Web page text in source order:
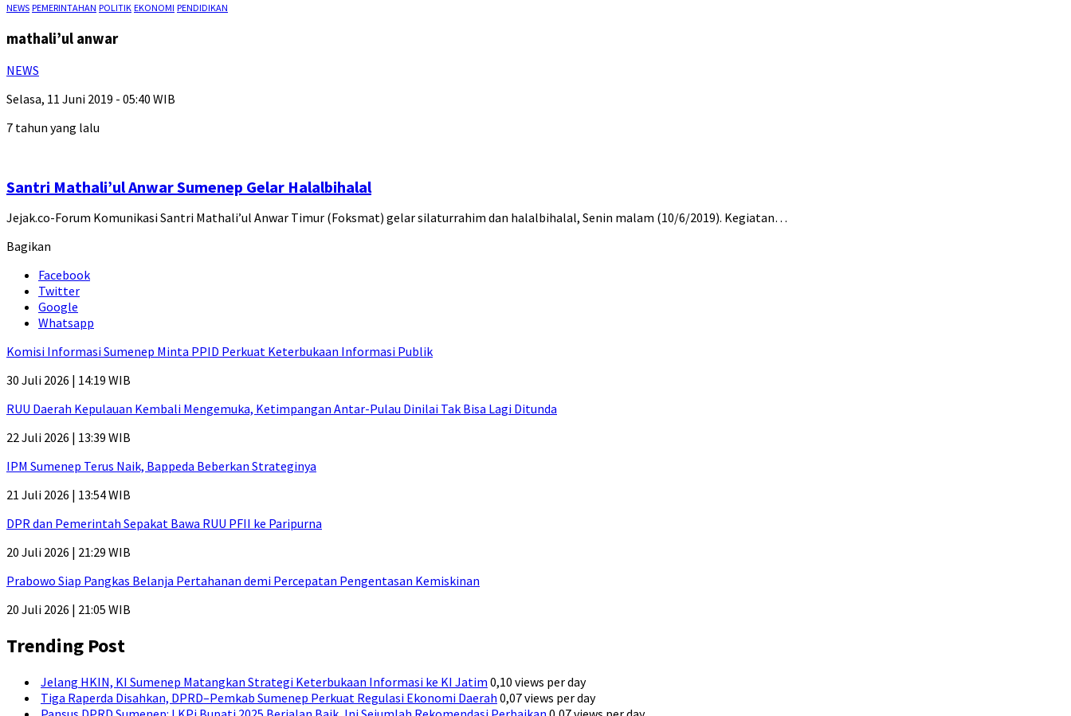
NEWS PEMERINTAHAN POLITIK EKONOMI PENDIDIKAN
mathali’ul anwar
NEWS
Selasa, 11 Juni 2019 - 05:40 WIB
7 tahun yang lalu
Santri Mathali’ul Anwar Sumenep Gelar Halalbihalal
Jejak.co-Forum Komunikasi Santri Mathali’ul Anwar Timur (Foksmat) gelar silaturrahim dan halalbihalal, Senin malam (10/6/2019). Kegiatan…
Bagikan
Facebook
Twitter
Google
Whatsapp
Komisi Informasi Sumenep Minta PPID Perkuat Keterbukaan Informasi Publik
30 Juli 2026 | 14:19 WIB
RUU Daerah Kepulauan Kembali Mengemuka, Ketimpangan Antar-Pulau Dinilai Tak Bisa Lagi Ditunda
22 Juli 2026 | 13:39 WIB
IPM Sumenep Terus Naik, Bappeda Beberkan Strateginya
21 Juli 2026 | 13:54 WIB
DPR dan Pemerintah Sepakat Bawa RUU PFII ke Paripurna
20 Juli 2026 | 21:29 WIB
Prabowo Siap Pangkas Belanja Pertahanan demi Percepatan Pengentasan Kemiskinan
20 Juli 2026 | 21:05 WIB
Trending Post
Jelang HKIN, KI Sumenep Matangkan Strategi Keterbukaan Informasi ke KI Jatim 0,10 views per day
Tiga Raperda Disahkan, DPRD–Pemkab Sumenep Perkuat Regulasi Ekonomi Daerah 0,07 views per day